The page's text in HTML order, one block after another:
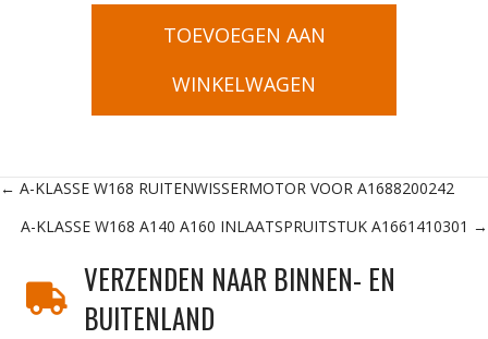
TOEVOEGEN AAN
WINKELWAGEN
Posts
navigation
← A-KLASSE W168 RUITENWISSERMOTOR VOOR A1688200242
A-KLASSE W168 A140 A160 INLAATSPRUITSTUK A1661410301 →
VERZENDEN NAAR BINNEN- EN
BUITENLAND